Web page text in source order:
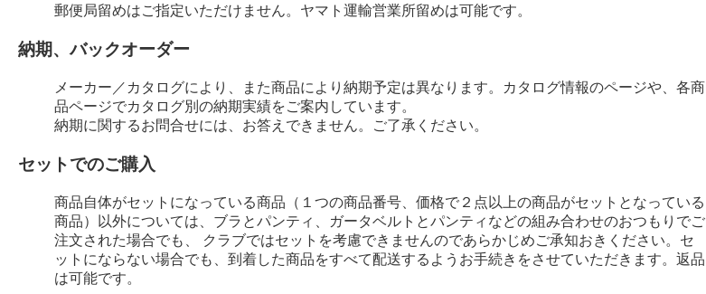
郵便局留めはご指定いただけません。ヤマト運輸営業所留めは可能です。
納期、バックオーダー
メーカー／カタログにより、また商品により納期予定は異なります。カタログ情報のページや、各商
品ページでカタログ別の納期実績をご案内しています。
納期に関するお問合せには、お答えできません。ご了承ください。
セットでのご購入
商品自体がセットになっている商品（１つの商品番号、価格で２点以上の商品がセットとなっている
商品）以外については、ブラとパンティ、ガータベルトとパンティなどの組み合わせのおつもりでご
注文された場合でも、 クラブではセットを考慮できませんのであらかじめご承知おきください。セ
ットにならない場合でも、到着した商品をすべて配送するようお手続きをさせていただきます。返品
は可能です。